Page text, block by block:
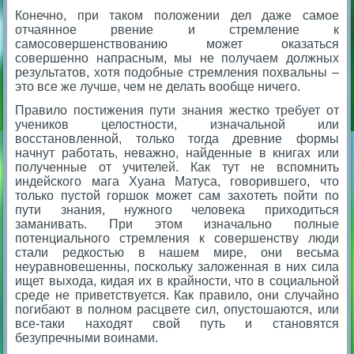
Конечно, при таком положении дел даже самое
отчаянное рвение и стремление к
самосовершенствованию может оказаться
совершенно напрасным, мы не получаем должных
результатов, хотя подобные стремления похвальны –
это все же лучше, чем не делать вообще ничего.
Правило постижения пути знания жестко требует от
учеников целостности, изначальной или
восстановленной, только тогда древние формы
начнут работать, неважно, найденные в книгах или
полученные от учителей. Как тут не вспомнить
индейского мага Хуана Матуса, говорившего, что
только пустой горшок может сам захотеть пойти по
пути знания, нужного человека приходиться
заманивать. При этом изначально полные
потенциального стремления к совершенству люди
стали редкостью в нашем мире, они весьма
неуравновешенны, поскольку заложенная в них сила
ищет выхода, кидая их в крайности, что в социальной
среде не приветствуется. Как правило, они случайно
погибают в полном расцвете сил, опустошаются, или
все-таки находят свой путь и становятся
безупречными воинами.